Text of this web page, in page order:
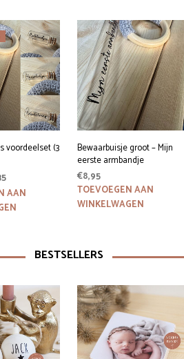
voordeelset (3
prijs
is:
€13,35.
AAN
Bewaarbuisje groot – Mijn
eerste armbandje
€8,95
TOEVOEGEN AAN
WINKELWAGEN
BESTSELLERS